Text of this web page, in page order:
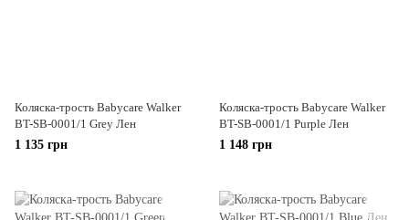
Коляска-трость Babycare Walker
BT-SB-0001/1 Grey Лен
1 135 грн
Коляска-трость Babycare Walker
BT-SB-0001/1 Purple Лен
1 148 грн